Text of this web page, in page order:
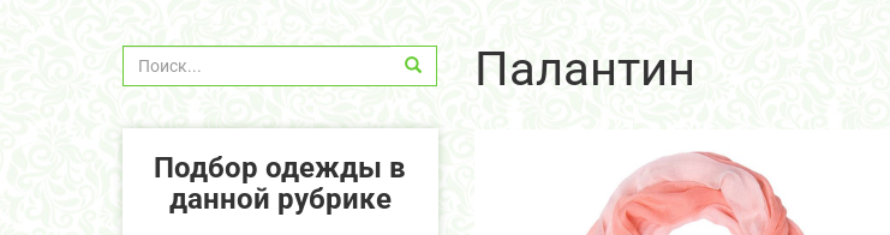
Подбор одежды в
данной рубрике
Палантин